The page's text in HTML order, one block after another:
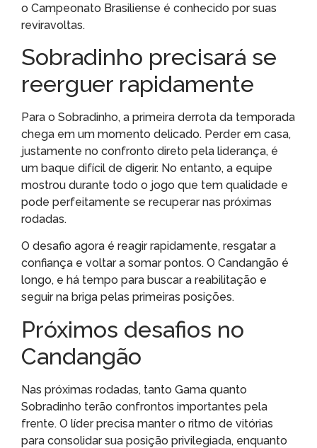
o Campeonato Brasiliense é conhecido por suas
reviravoltas.
Sobradinho precisará se
reerguer rapidamente
Para o Sobradinho, a primeira derrota da temporada
chega em um momento delicado. Perder em casa,
justamente no confronto direto pela liderança, é
um baque difícil de digerir. No entanto, a equipe
mostrou durante todo o jogo que tem qualidade e
pode perfeitamente se recuperar nas próximas
rodadas.
O desafio agora é reagir rapidamente, resgatar a
confiança e voltar a somar pontos. O Candangão é
longo, e há tempo para buscar a reabilitação e
seguir na briga pelas primeiras posições.
Próximos desafios no
Candangão
Nas próximas rodadas, tanto Gama quanto
Sobradinho terão confrontos importantes pela
frente. O líder precisa manter o ritmo de vitórias
para consolidar sua posição privilegiada, enquanto